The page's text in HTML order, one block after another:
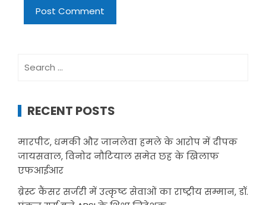
for:
RECENT POSTS
मारपीट, धमकी और जानलेवा हमले के आरोप में दीपक
जायसवाल, विनोद नौटियाल समेत छह के खिलाफ
एफआईआर
ब्रेस्ट कैंसर सर्जरी में उत्कृष्ट सेवाओं का राष्ट्रीय सम्मान, डॉ.